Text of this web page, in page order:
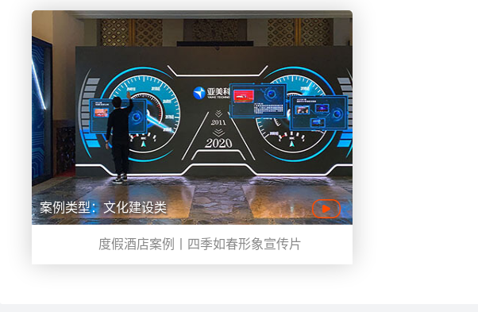
案例类型：文化建设类
度假酒店案例丨四季如春形象宣传片